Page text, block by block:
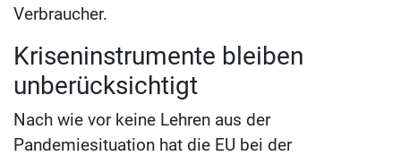
Verbraucher.
Kriseninstrumente bleiben
unberücksichtigt
Nach wie vor keine Lehren aus der
Pandemiesituation hat die EU bei der